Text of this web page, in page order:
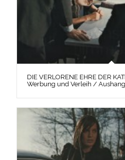
DIE VERLORENE EHRE DER
Werbung und Verleih /